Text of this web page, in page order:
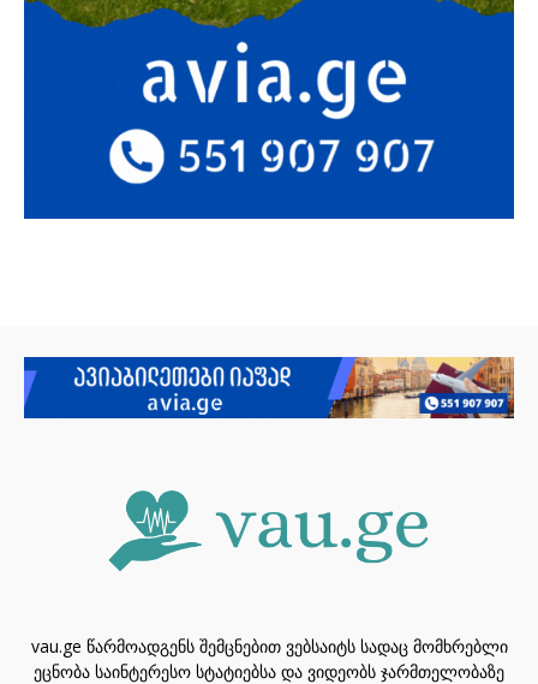
vau.ge წარმოადგენს შემცნებით ვებსაიტს სადაც მომხრებლი
ეცნობა საინტერესო სტატიებსა და ვიდეობს ჯარმთელობაზე